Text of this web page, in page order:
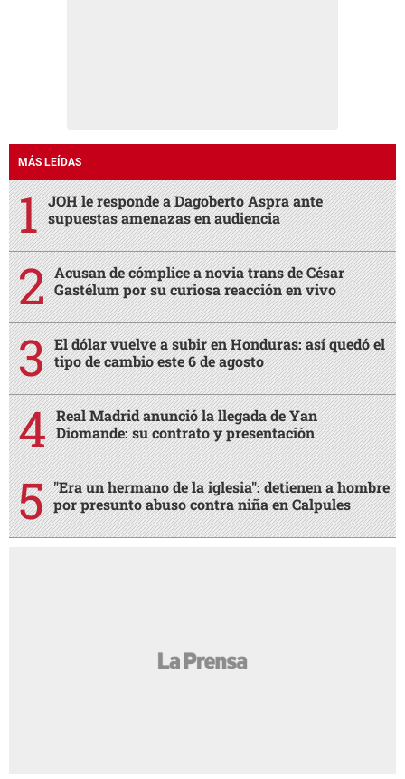
MÁS LEÍDAS
JOH le responde a Dagoberto Aspra ante
supuestas amenazas en audiencia
Acusan de cómplice a novia trans de César
Gastélum por su curiosa reacción en vivo
El dólar vuelve a subir en Honduras: así quedó el
tipo de cambio este 6 de agosto
Real Madrid anunció la llegada de Yan
Diomande: su contrato y presentación
"Era un hermano de la iglesia": detienen a hombre
por presunto abuso contra niña en Calpules